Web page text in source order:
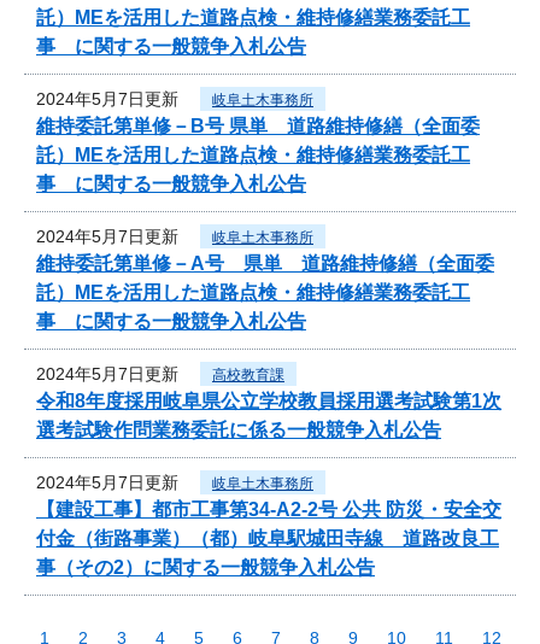
託）MEを活用した道路点検・維持修繕業務委託工
事 に関する一般競争入札公告
2024年5月7日更新 岐阜土木事務所
維持委託第単修－B号 県単 道路維持修繕（全面委
託）MEを活用した道路点検・維持修繕業務委託工
事 に関する一般競争入札公告
2024年5月7日更新 岐阜土木事務所
維持委託第単修－A号 県単 道路維持修繕（全面委
託）MEを活用した道路点検・維持修繕業務委託工
事 に関する一般競争入札公告
2024年5月7日更新 高校教育課
令和8年度採用岐阜県公立学校教員採用選考試験第1次
選考試験作問業務委託に係る一般競争入札公告
2024年5月7日更新 岐阜土木事務所
【建設工事】都市工事第34-A2-2号 公共 防災・安全交
付金（街路事業）（都）岐阜駅城田寺線 道路改良工
事（その2）に関する一般競争入札公告
1 2 3 4 5 6 7 8 9 10 11
12